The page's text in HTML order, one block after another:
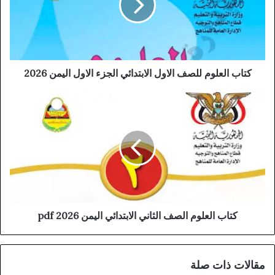
كتاب العلوم للصف الاول الابتدائي الجزء الاول اليمن 2026
كتاب العلوم الصف الثاني الابتدائي اليمن 2026 pdf
مقالات ذات صلة